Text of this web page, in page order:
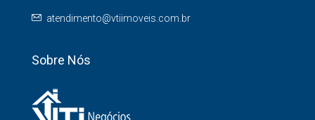
atendimento@vtiimoveis.com.br
Sobre Nós